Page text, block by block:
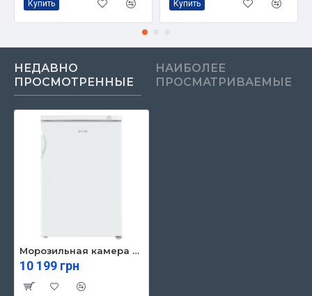
Купить Купить
НЕДАВНО
ПРОСМОТРЕННЫЕ
НАИБОЛЕЕ
ПРОСМАТРИВАЕМЫЕ
Морозильная камера Gorenje F492PW
10 199 грн